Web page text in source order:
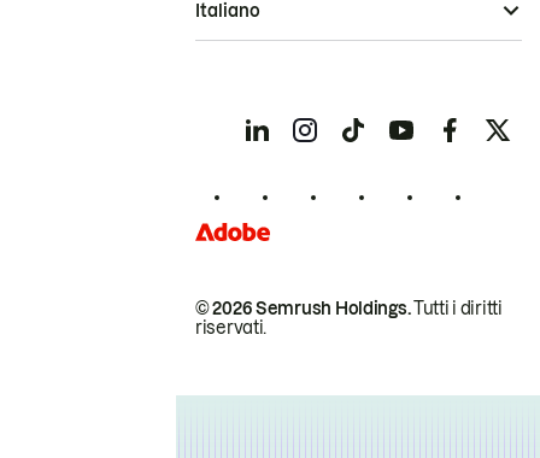
© 2026 Semrush Holdings.Tutti i diritti
riservati.
Italiano